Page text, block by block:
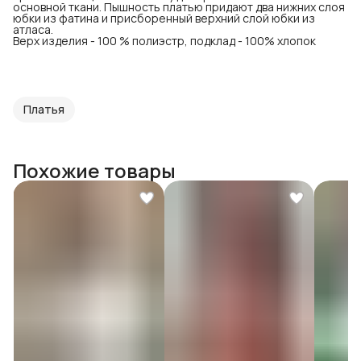
основной ткани. Пышность платью придают два нижних слоя
юбки из фатина и присборенный верхний слой юбки из
атласа.
Верх изделия - 100 % полиэстр, подклад - 100% хлопок
Платья
Похожие товары